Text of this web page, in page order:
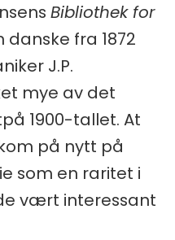
Bibliothek for
danske fra 1872
J.P.
mye av det
1900-tallet. At
på nytt på
som en raritet i
vært interessant